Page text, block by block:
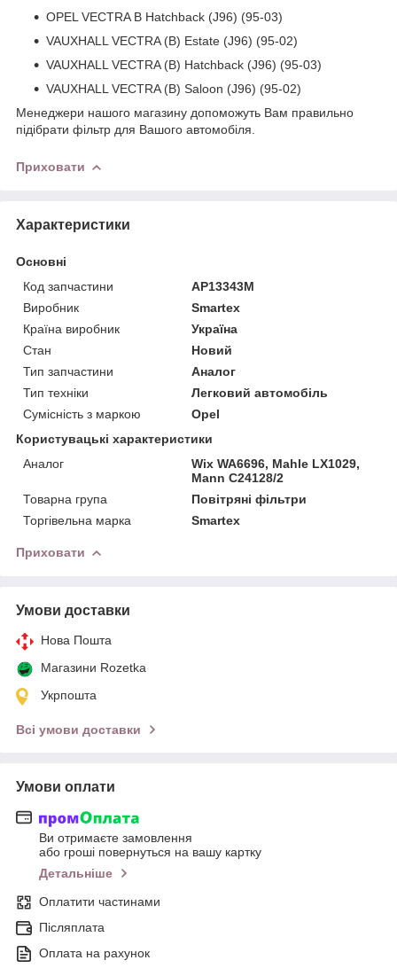
OPEL VECTRA B Hatchback (J96) (95-03)
VAUXHALL VECTRA (B) Estate (J96) (95-02)
VAUXHALL VECTRA (B) Hatchback (J96) (95-03)
VAUXHALL VECTRA (B) Saloon (J96) (95-02)
Менеджери нашого магазину допоможуть Вам правильно
підібрати фільтр для Вашого автомобіля.
Приховати
Характеристики
Основні
Код запчастини
AP13343M
Виробник
Smartex
Країна виробник
Україна
Стан
Новий
Тип запчастини
Аналог
Тип техніки
Легковий автомобіль
Сумісність з маркою
Opel
Користувацькi характеристики
Аналог
Wix WA6696, Mahle LX1029,
Mann C24128/2
Товарна група
Повітряні фільтри
Торгівельна марка
Smartex
Приховати
Умови доставки
Нова Пошта
Магазини Rozetka
Укрпошта
Всі умови доставки
Умови оплати
Ви отримаєте замовлення
або гроші повернуться на вашу картку
Детальніше
Оплатити частинами
Післяплата
Оплата на рахунок